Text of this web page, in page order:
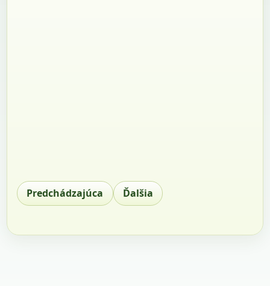
Predchádzajúca Ďalšia